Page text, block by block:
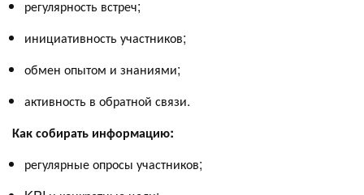
регулярность встреч;
инициативность участников;
обмен опытом и знаниями;
активность в обратной связи.
Как собирать информацию:
регулярные опросы участников;